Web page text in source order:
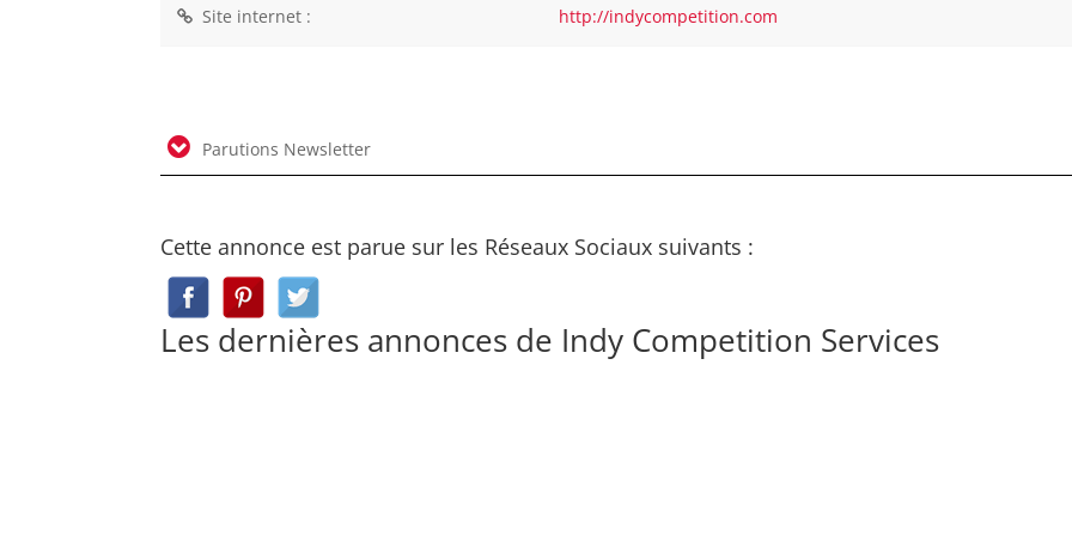
Site internet : http://indycompetition.com
Parutions Newsletter
Cette annonce est parue sur les Réseaux Sociaux suivants :
Les dernières annonces de Indy Competition Services